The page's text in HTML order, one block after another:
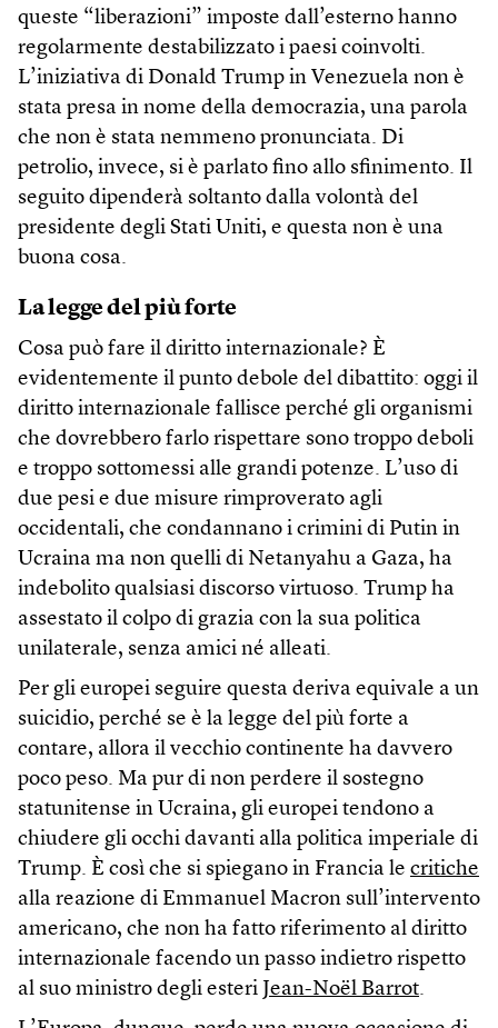
queste “liberazioni” imposte dall’esterno hanno
regolarmente destabilizzato i paesi coinvolti.
L’iniziativa di Donald Trump in Venezuela non è
stata presa in nome della democrazia, una parola
che non è stata nemmeno pronunciata. Di
petrolio, invece, si è parlato fino allo sfinimento. Il
seguito dipenderà soltanto dalla volontà del
presidente degli Stati Uniti, e questa non è una
buona cosa.
La legge del più forte
Cosa può fare il diritto internazionale? È
evidentemente il punto debole del dibattito: oggi il
diritto internazionale fallisce perché gli organismi
che dovrebbero farlo rispettare sono troppo deboli
e troppo sottomessi alle grandi potenze. L’uso di
due pesi e due misure rimproverato agli
occidentali, che condannano i crimini di Putin in
Ucraina ma non quelli di Netanyahu a Gaza, ha
indebolito qualsiasi discorso virtuoso. Trump ha
assestato il colpo di grazia con la sua politica
unilaterale, senza amici né alleati.
Per gli europei seguire questa deriva equivale a un
suicidio, perché se è la legge del più forte a
contare, allora il vecchio continente ha davvero
poco peso. Ma pur di non perdere il sostegno
statunitense in Ucraina, gli europei tendono a
chiudere gli occhi davanti alla politica imperiale di
Trump. È così che si spiegano in Francia le critiche
alla reazione di Emmanuel Macron sull’intervento
americano, che non ha fatto riferimento al diritto
internazionale facendo un passo indietro rispetto
al suo ministro degli esteri Jean-Noël Barrot.